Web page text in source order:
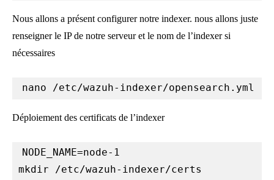
Nous allons a présent configurer notre indexer. nous allons juste
renseigner le IP de notre serveur et le nom de l’indexer si
nécessaires
nano /etc/wazuh-indexer/opensearch.yml
Déploiement des certificats de l’indexer
NODE_NAME=node-1
mkdir /etc/wazuh-indexer/certs